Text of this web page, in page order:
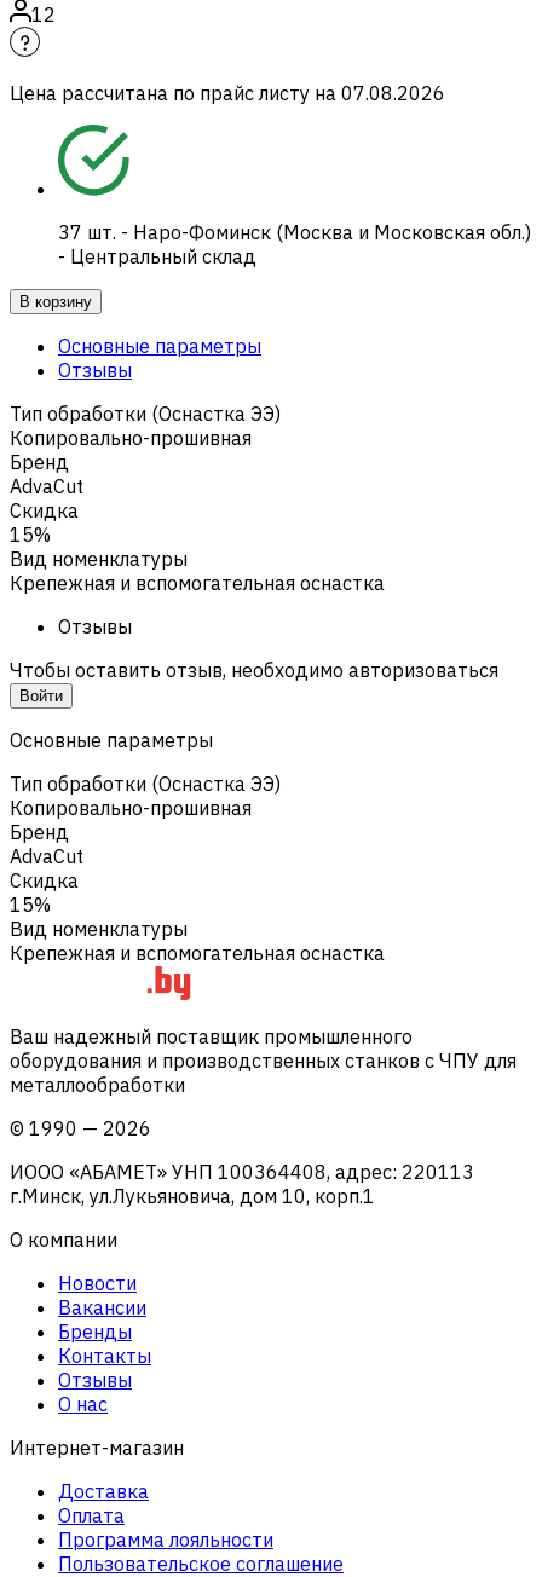
12
Цена рассчитана по прайс листу на 07.08.2026
37 шт. - Наро-Фоминск (Москва и Московская обл.)
- Центральный склад
В корзину
Основные параметры
Отзывы
Тип обработки (Оснастка ЭЭ)
Копировально-прошивная
Бренд
AdvaCut
Скидка
15%
Вид номенклатуры
Крепежная и вспомогательная оснастка
Отзывы
Чтобы оставить отзыв, необходимо авторизоваться
Войти
Основные параметры
Тип обработки (Оснастка ЭЭ)
Копировально-прошивная
Бренд
AdvaCut
Скидка
15%
Вид номенклатуры
Крепежная и вспомогательная оснастка
Ваш надежный поставщик промышленного
оборудования и производственных станков с ЧПУ для
металлообработки
© 1990 — 2026
ИООО «АБАМЕТ» УНП 100364408, адрес: 220113
г.Минск, ул.Лукьяновича, дом 10, корп.1
О компании
Новости
Вакансии
Бренды
Контакты
Отзывы
О нас
Интернет-магазин
Доставка
Оплата
Программа лояльности
Пользовательское соглашение